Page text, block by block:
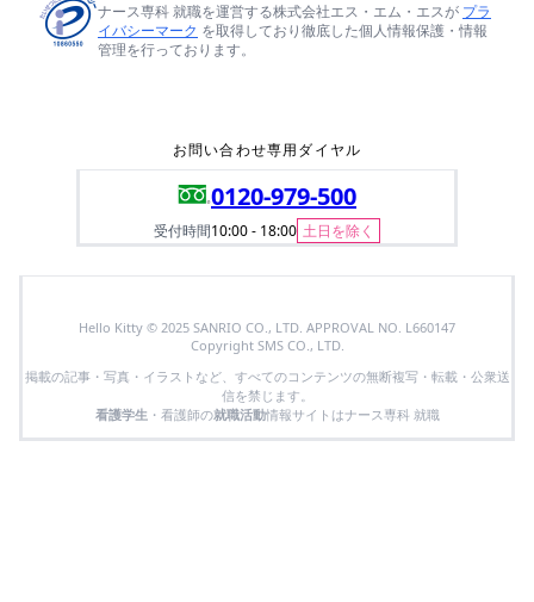
ナース専科 就職を運営する株式会社エス・エム・エスが プラ
イバシーマーク を取得しており徹底した個人情報保護・情報
管理を行っております。
お問い合わせ専用ダイヤル
0120-979-500
受付時間10:00 - 18:00 土日を除く
Hello Kitty © 2025 SANRIO CO., LTD. APPROVAL NO. L660147
Copyright SMS CO., LTD.
掲載の記事・写真・イラストなど、すべてのコンテンツの無断複写・転載・公衆送
信を禁じます。
看護学生・看護師の就職活動情報サイトはナース専科 就職